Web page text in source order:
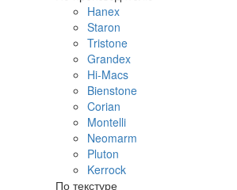
Hanex
Staron
Tristone
Grandex
Hi-Macs
Bienstone
Corian
Montelli
Neomarm
Pluton
Kerrock
По текстуре